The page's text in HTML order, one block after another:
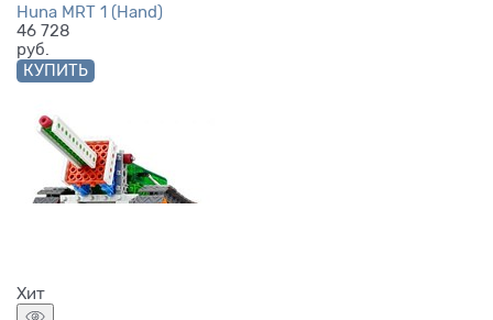
Huna MRT 1 (Hand)
46 728
руб.
КУПИТЬ
Хит